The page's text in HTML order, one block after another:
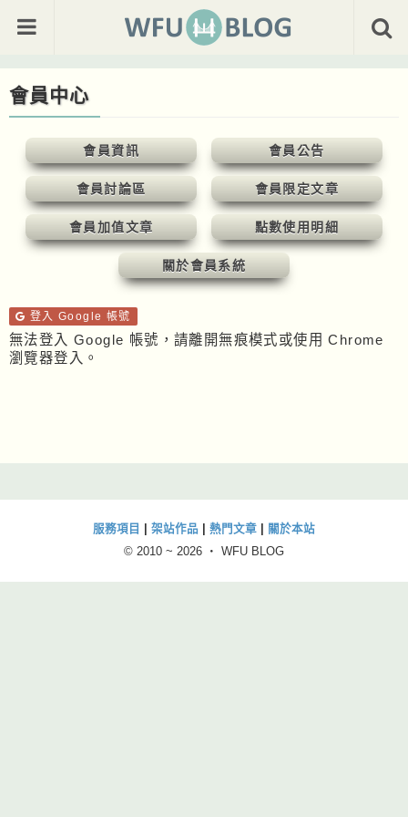
會員中心
會員資訊 會員公告
會員討論區 會員限定文章
會員加值文章 點數使用明細
關於會員系統
登入 Google 帳號
無法登入 Google 帳號，請離開無痕模式或使用 Chrome
瀏覽器登入。
服務項目 架站作品 熱門文章
關於本站
© 2010 ~ 2026 ‧ WFU BLOG